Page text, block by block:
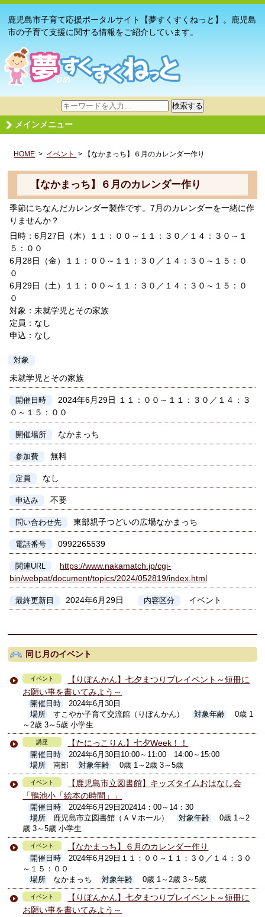
鹿児島市子育て応援ポータルサイト【夢すくすくねっと】。鹿児島
市の子育て支援に関する情報をご紹介しています。
サ
イ
ト
検
検索する
メインメニュー
HOME > イベント > 【なかまっち】６月のカレンダー作り
【なかまっち】６月のカレンダー作り
季節にちなんだカレンダー製作です。7月のカレンダーを一緒に作
りませんか？
日時：6月27日（木）１１：００～１１：３０／１４：３０～１
５：００
6月28日（金）１１：００～１１：３０／１４：３０～１５：０
０
6月29日（土）１１：００～１１：３０／１４：３０～１５：０
０
対象：未就学児とその家族
定員：なし
申込：なし
対象
未就学児とその家族
開催日時
2024年6月29日 １１：００～１１：３０／１４：３
０～１５：００
開催場所 なかまっち
参加費 無料
定員 なし
申込み 不要
問い合わせ先 東部親子つどいの広場なかまっち
電話番号 0992265539
関連URL
https://www.nakamatch.jp/cgi-
bin/webpat/document/topics/2024/052819/index.html
最終更新日 2024年6月29日 内容区分 イベント
同じ月のイベント
イベント
【りぼんかん】七夕まつりプレイベント～短冊に
お願い事を書いてみよう～
開催日時
2024年6月30日
場所
すこやか子育て交流館（りぼんかん） 対象年齢
0歳 1
～2歳 3～5歳 小学生
講座 【たにっこりん】七夕Week！！
開催日時
2024年6月30日10:00～11:00 14:00～15:00
場所
南部 対象年齢 0歳 1～2歳 3～5歳
イベント
【鹿児島市立図書館】キッズタイムおはなし会
「鴨池小「絵本の時間」」
開催日時
2024年6月29日202414：00～14：30
場所
鹿児島市立図書館（ＡＶホール） 対象年齢
0歳 1～2
歳 3～5歳 小学生
イベント 【なかまっち】６月のカレンダー作り
開催日時
2024年6月29日１１：００～１１：３０／１４：３０
～１５：００
場所
なかまっち 対象年齢 0歳 1～2歳 3～5歳
イベント
【りぼんかん】七夕まつりプレイベント～短冊に
お願い事を書いてみよう～